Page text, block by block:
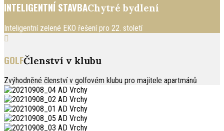
INTELIGENTNÍ STAVBAChytré bydlení
Inteligentní zelené EKO řešení pro 22. století
GOLFČlenství v klubu
Zvýhodněné členství v golfovém klubu pro majitele apartmánů